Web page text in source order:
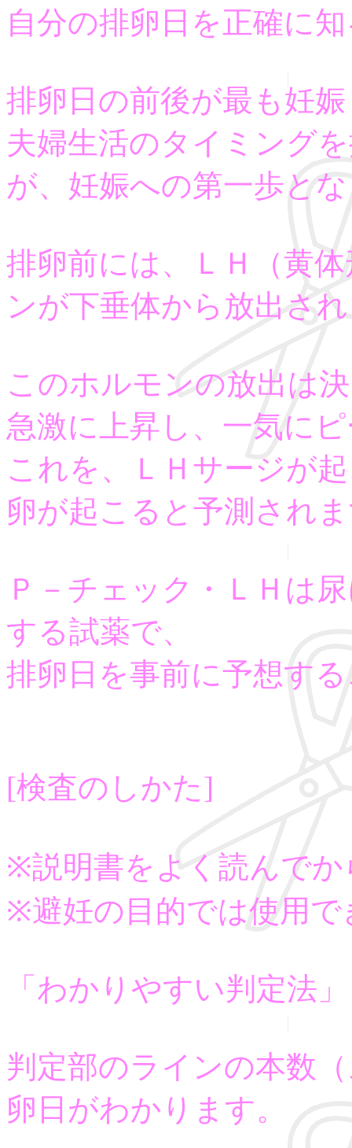
自分の排卵日を正確に
排卵日の前後が最も妊
夫婦生活のタイミング
が、妊娠への第一歩と
排卵前には、ＬＨ（黄
ンが下垂体から放出さ
このホルモンの放出は
急激に上昇し、一気に
これを、ＬＨサージが
卵が起こると予測され
Ｐ－チェック・ＬＨは
する試薬で、
排卵日を事前に予想す
[検査のしかた]
※説明書をよく読んで
※避妊の目的では使用で
「わかりやすい判定法」
判定部のラインの本数
卵日がわかります。